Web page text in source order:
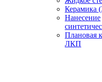
Керамика
Нанесение
Плановая
ЛКП